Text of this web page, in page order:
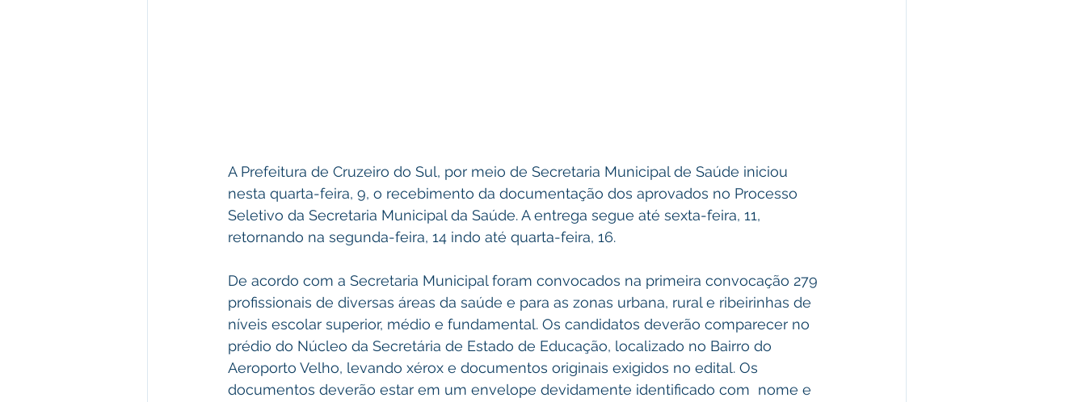
A Prefeitura de Cruzeiro do Sul, por meio de Secretaria Municipal de Saúde iniciou
nesta quarta-feira, 9, o recebimento da documentação dos aprovados no Processo
Seletivo da Secretaria Municipal da Saúde. A entrega segue até sexta-feira, 11,
retornando na segunda-feira, 14 indo até quarta-feira, 16.
De acordo com a Secretaria Municipal foram convocados na primeira convocação 279
profissionais de diversas áreas da saúde e para as zonas urbana, rural e ribeirinhas de
níveis escolar superior, médio e fundamental. Os candidatos deverão comparecer no
prédio do Núcleo da Secretária de Estado de Educação, localizado no Bairro do
Aeroporto Velho, levando xérox e documentos originais exigidos no edital. Os
documentos deverão estar em um envelope devidamente identificado com  nome e